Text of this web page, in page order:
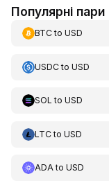
Популярні пари
BTCto USD
USDCto USD
SOL to USD
LTCto USD
ADAto USD